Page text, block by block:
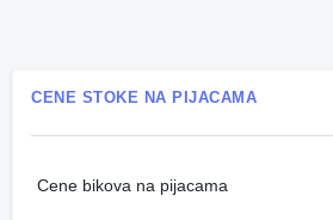
CENE STOKE NA PIJACAMA
Cene bikova na pijacama